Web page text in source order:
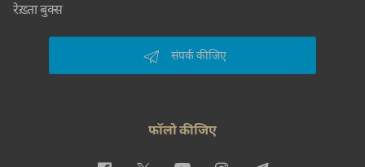
रेख़्ता बुक्स
संपर्क कीजिए
फॉलो कीजिए